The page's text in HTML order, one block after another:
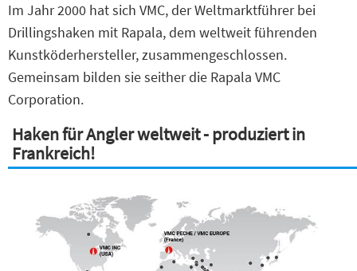
Im Jahr 2000 hat sich VMC, der Weltmarktführer bei
Drillingshaken mit Rapala, dem weltweit führenden
Kunstköderhersteller, zusammengeschlossen.
Gemeinsam bilden sie seither die Rapala VMC
Corporation.
Haken für Angler weltweit - produziert in
Frankreich!